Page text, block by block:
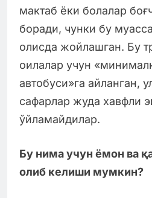
мактаб ёки болалар
боради, чунки бу
олисда жойлашган. Бу
оилалар учун
автобуси»га айланган,
сафарлар жуда хавфли
ўйламайдилар.
Бу нима учун ёмон ва
олиб келиши мумкин?